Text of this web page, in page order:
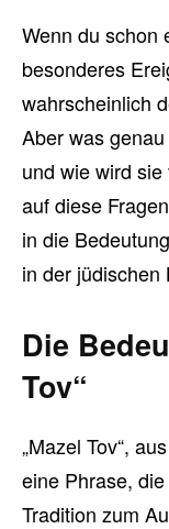
Wenn du schon
besonderes
wahrscheinlich
Aber was
und wie wird
auf diese
in die
in der jüdischen
Die
Tov“
„Mazel Tov“,
eine Phrase,
Tradition zum